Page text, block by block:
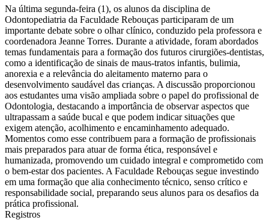
Na última segunda-feira (1), os alunos da disciplina de
Odontopediatria da Faculdade Rebouças participaram de um
importante debate sobre o olhar clínico, conduzido pela professora e
coordenadora Jeanne Torres. Durante a atividade, foram abordados
temas fundamentais para a formação dos futuros cirurgiões-dentistas,
como a identificação de sinais de maus-tratos infantis, bulimia,
anorexia e a relevância do aleitamento materno para o
desenvolvimento saudável das crianças. A discussão proporcionou
aos estudantes uma visão ampliada sobre o papel do profissional de
Odontologia, destacando a importância de observar aspectos que
ultrapassam a saúde bucal e que podem indicar situações que
exigem atenção, acolhimento e encaminhamento adequado.
Momentos como esse contribuem para a formação de profissionais
mais preparados para atuar de forma ética, responsável e
humanizada, promovendo um cuidado integral e comprometido com
o bem-estar dos pacientes. A Faculdade Rebouças segue investindo
em uma formação que alia conhecimento técnico, senso crítico e
responsabilidade social, preparando seus alunos para os desafios da
prática profissional.
Registros